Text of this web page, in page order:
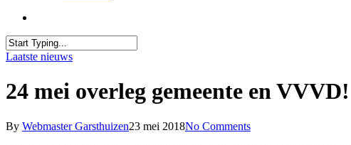
Close
Laatste nieuws
24 mei overleg gemeente en VVVD!
By Webmaster Garsthuizen23 mei 2018No Comments